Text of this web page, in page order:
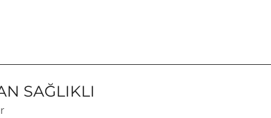
SAĞLIKLI